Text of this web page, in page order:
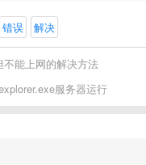
错误 解决
不能上网的解决方法
服务器运行